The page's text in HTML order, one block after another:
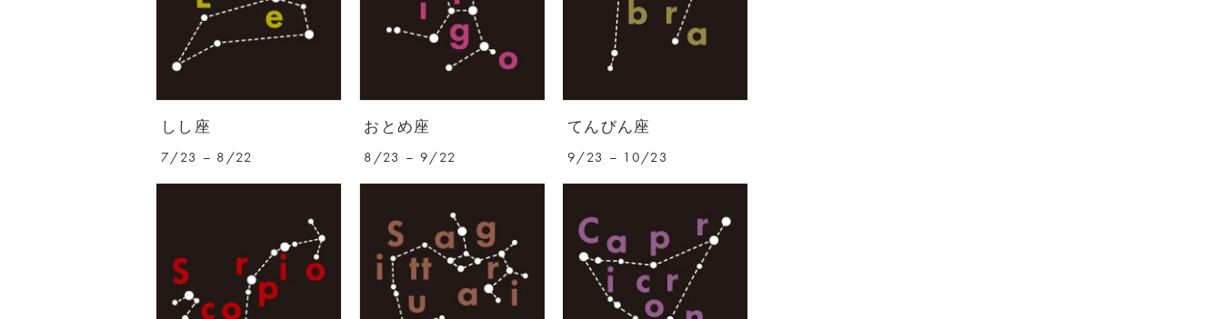
しし座
7/23 – 8/22
おとめ座
8/23 – 9/22
てんびん座
9/23 – 10/23